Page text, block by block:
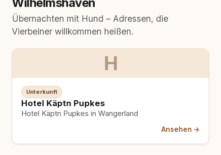
Übernachten mit Hund – Adressen, die
Vierbeiner willkommen heißen.
H
Unterkunft
Hotel Käptn Pupkes
Hotel Käptn Pupkes in Wangerland
Ansehen →